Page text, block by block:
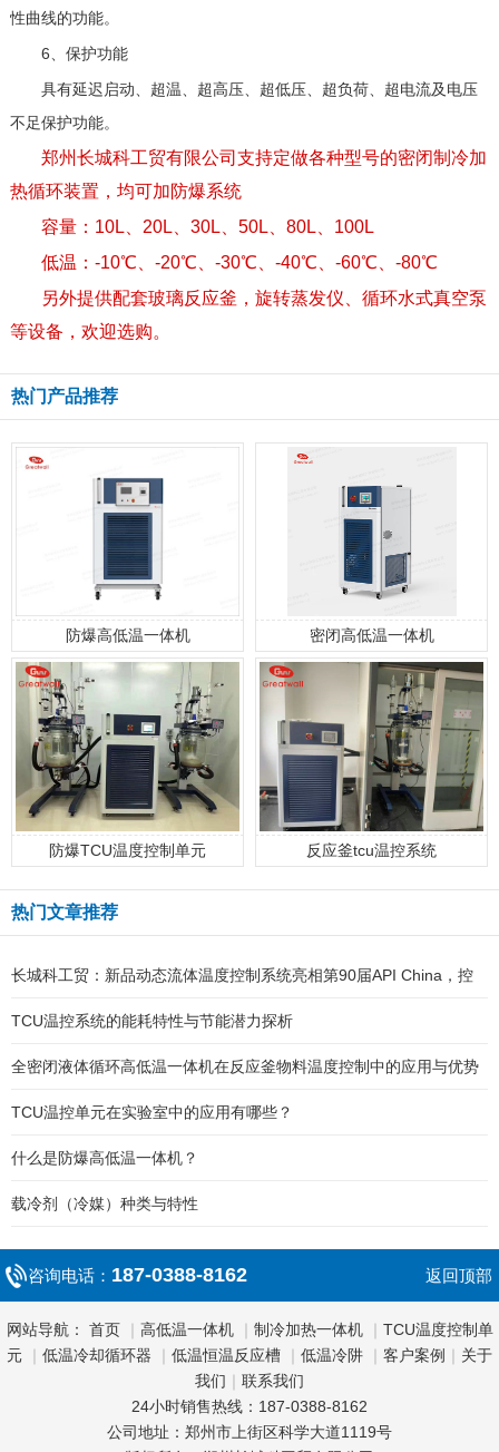
性曲线的功能。
6、保护功能
具有延迟启动、超温、超高压、超低压、超负荷、超电流及电压
不足保护功能。
​郑州长城科工贸有限公司支持定做各种型号的密闭制冷加
热循环装置，均可加防爆系统
容量：10L、20L、30L、50L、80L、100L
低温：-10℃、-20℃、-30℃、-40℃、-60℃、-80℃
另外提供配套玻璃反应釜，旋转蒸发仪、循环水式真空泵
等设备，欢迎选购。
热门产品推荐
防爆高低温一体机 密闭高低温一体机
防爆TCU温度控制单元 反应釜tcu温控系统
热门文章推荐
长城科工贸：新品动态流体温度控制系统亮相第90届API China，控
温精准达±0.1℃
TCU温控系统的能耗特性与节能潜力探析
全密闭液体循环高低温一体机在反应釜物料温度控制中的应用与优势
TCU温控单元在实验室中的应用有哪些？
什么是防爆高低温一体机？
载冷剂（冷媒）种类与特性
咨询电话： 187-0388-8162 返回顶部
网站导航： 首页｜ 高低温一体机｜ 制冷加热一体机｜ TCU温度控制单
元
低温冷却循环器 低温恒温反应槽 低温冷阱 客户案例
关于
我们
联系我们
24小时销售热线：187-0388-8162
公司地址：郑州市上街区科学大道1119号